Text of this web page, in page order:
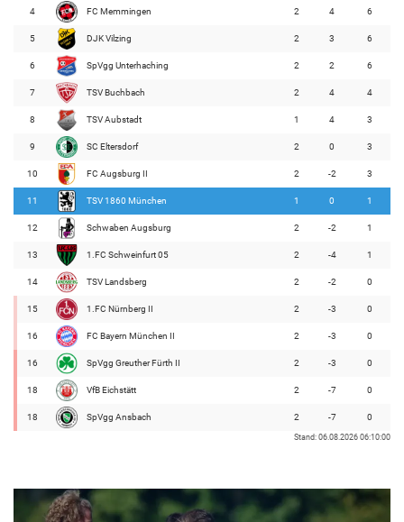
4 FC Memmingen 2 4 6
5 DJK Vilzing 2 3 6
6 SpVgg Unterhaching 2 2 6
7 TSV Buchbach 2 4 4
8 TSV Aubstadt 1 4 3
9 SC Eltersdorf 2 0 3
10 FC Augsburg II 2 -2 3
11 TSV 1860 München 1 0 1
12 Schwaben Augsburg 2 -2 1
13 1.FC Schweinfurt 05 2 -4 1
14 TSV Landsberg 2 -2 0
15 1.FC Nürnberg II 2 -3 0
16 FC Bayern München II 2 -3 0
16 SpVgg Greuther Fürth II 2 -3 0
18 VfB Eichstätt 2 -7 0
18 SpVgg Ansbach 2 -7 0
Stand: 06.08.2026 06:10:00